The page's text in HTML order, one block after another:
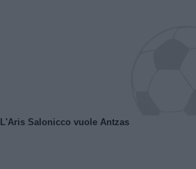
L'Aris Salonicco vuole Antzas